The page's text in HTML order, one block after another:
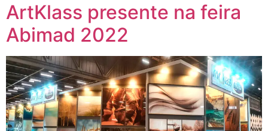
ArtKlass presente na feira
Abimad 2022